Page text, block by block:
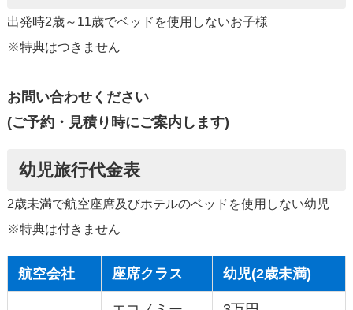
出発時2歳～11歳でベッドを使用しないお子様
※特典はつきません
お問い合わせください
(ご予約・見積り時にご案内します)
幼児旅行代金表
2歳未満で航空座席及びホテルのベッドを使用しない幼児
※特典は付きません
航空会社 座席クラス 幼児(2歳未満)